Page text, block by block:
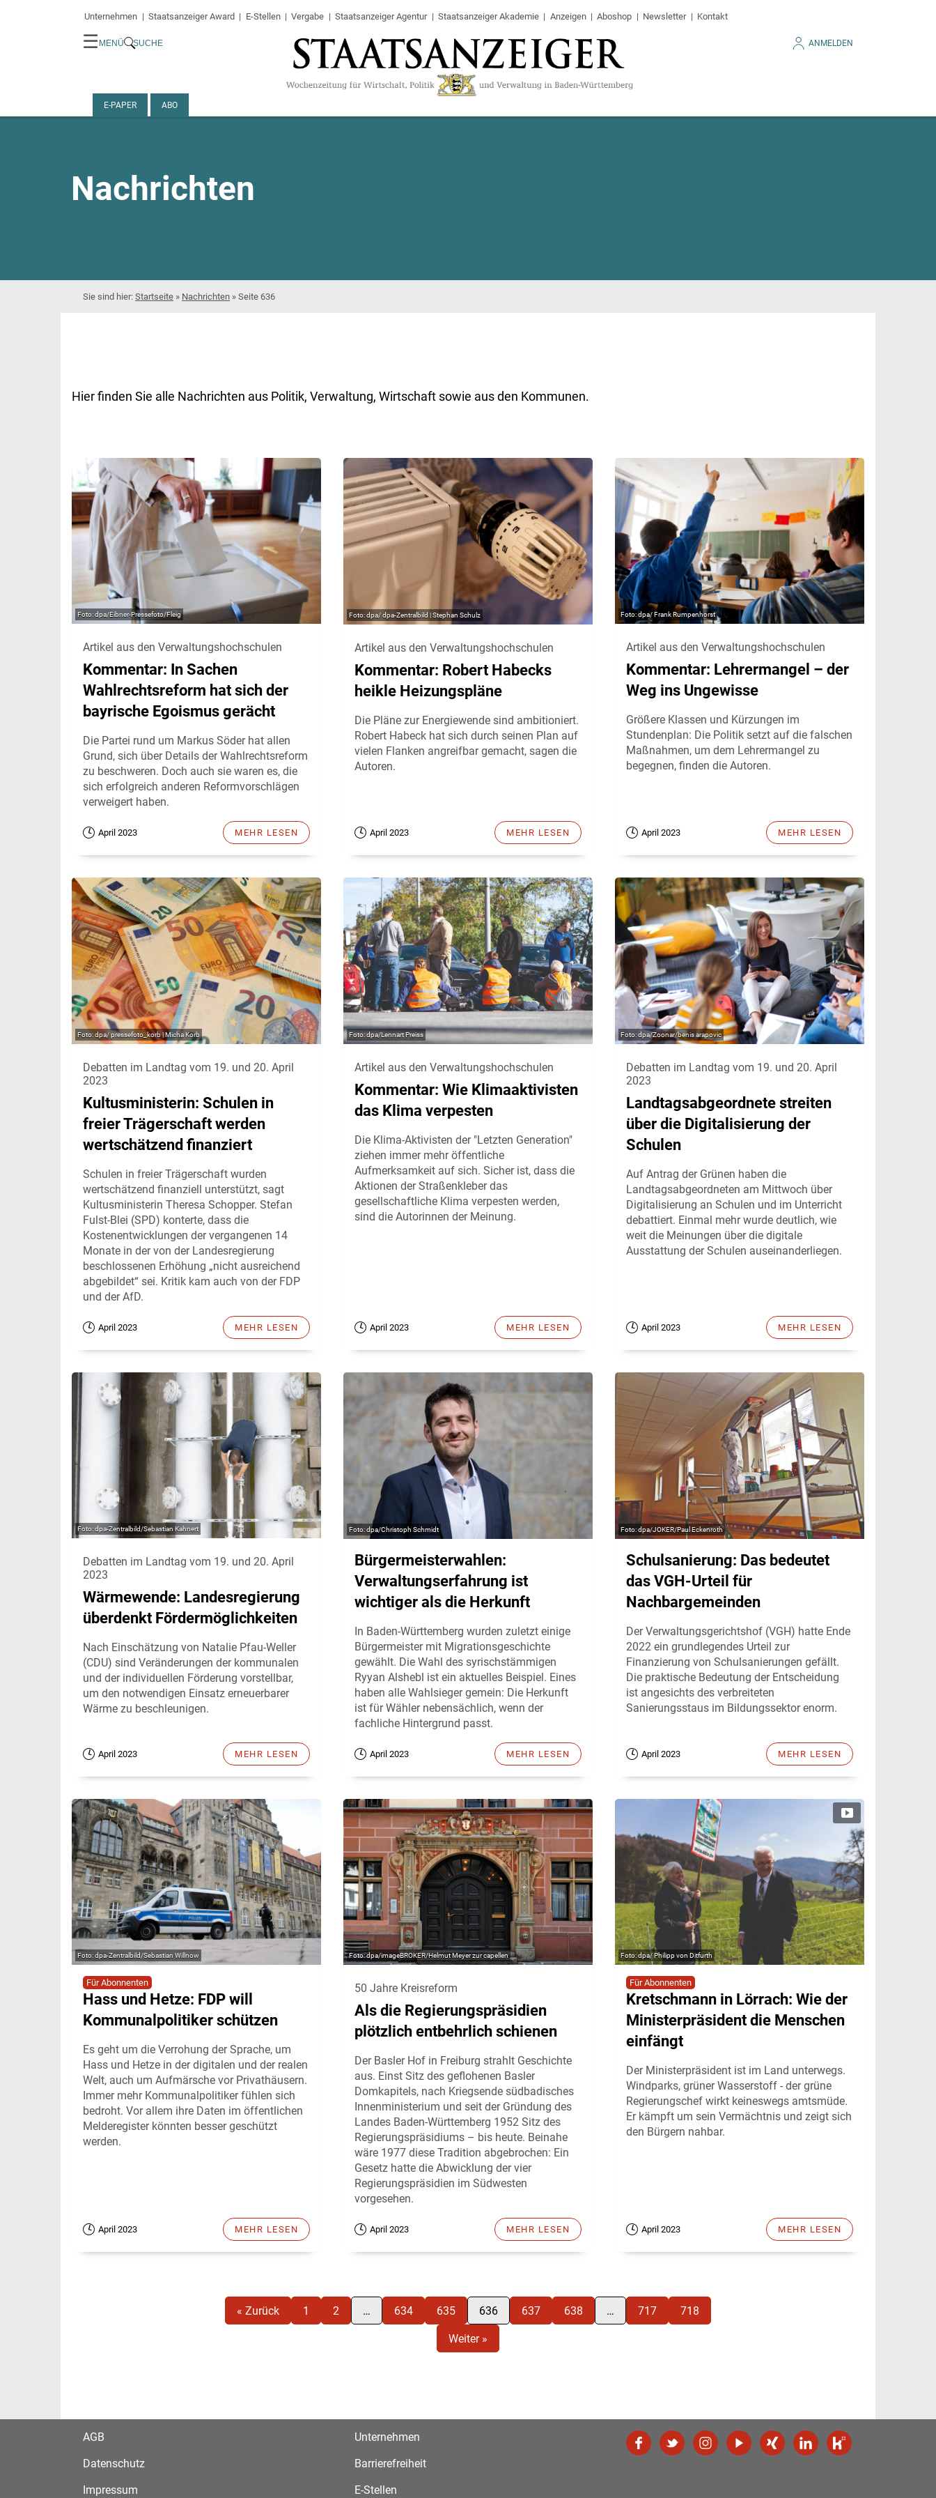
Unternehmen Staatsanzeiger Award E-Stellen Vergabe Staatsanzeiger Agentur Staatsanzeiger Akademie Anzeigen Aboshop Newsletter Kontakt
☰ MENÜ SUCHE ANMELDEN
E-PAPER ABO
Nachrichten
Startseite » Nachrichten » Seite 636
Hier finden Sie alle Nachrichten aus Politik, Verwaltung, Wirtschaft sowie aus den Kommunen.
dpa/Eibner-Pressefoto/Fleig
Artikel aus den Verwaltungshochschulen
Kommentar: In Sachen
Wahlrechtsreform hat sich der
bayrische Egoismus gerächt
Die Partei rund um Markus Söder hat allen
Grund, sich über Details der Wahlrechtsreform
zu beschweren. Doch auch sie waren es, die
sich erfolgreich anderen Reformvorschlägen
verweigert haben.
April 2023 MEHR LESEN
dpa/ dpa-Zentralbild | Stephan Schulz
Artikel aus den Verwaltungshochschulen
Kommentar: Robert Habecks
heikle Heizungspläne
Die Pläne zur Energiewende sind ambitioniert.
Robert Habeck hat sich durch seinen Plan auf
vielen Flanken angreifbar gemacht, sagen die
Autoren.
April 2023 MEHR LESEN
dpa/ Frank Rumpenhorst
Artikel aus den Verwaltungshochschulen
Kommentar: Lehrermangel – der
Weg ins Ungewisse
Größere Klassen und Kürzungen im
Stundenplan: Die Politik setzt auf die falschen
Maßnahmen, um dem Lehrermangel zu
begegnen, finden die Autoren.
April 2023 MEHR LESEN
dpa/ pressefoto_korb | Micha Korb
Debatten im Landtag vom 19. und 20. April
2023
Kultusministerin: Schulen in
freier Trägerschaft werden
wertschätzend finanziert
Schulen in freier Trägerschaft wurden
wertschätzend finanziell unterstützt, sagt
Kultusministerin Theresa Schopper. Stefan
Fulst-Blei (SPD) konterte, dass die
Kostenentwicklungen der vergangenen 14
Monate in der von der Landesregierung
beschlossenen Erhöhung „nicht ausreichend
abgebildet“ sei. Kritik kam auch von der FDP
und der AfD.
April 2023 MEHR LESEN
dpa/Lennart Preiss
Artikel aus den Verwaltungshochschulen
Kommentar: Wie Klimaaktivisten
das Klima verpesten
Die Klima-Aktivisten der "Letzten Generation"
ziehen immer mehr öffentliche
Aufmerksamkeit auf sich. Sicher ist, dass die
Aktionen der Straßenkleber das
gesellschaftliche Klima verpesten werden,
sind die Autorinnen der Meinung.
April 2023 MEHR LESEN
dpa/Zoonar/benis arapovic
Debatten im Landtag vom 19. und 20. April
2023
Landtagsabgeordnete streiten
über die Digitalisierung der
Schulen
Auf Antrag der Grünen haben die
Landtagsabgeordneten am Mittwoch über
Digitalisierung an Schulen und im Unterricht
debattiert. Einmal mehr wurde deutlich, wie
weit die Meinungen über die digitale
Ausstattung der Schulen auseinanderliegen.
April 2023 MEHR LESEN
dpa-Zentralbild/Sebastian Kahnert
Debatten im Landtag vom 19. und 20. April
2023
Wärmewende: Landesregierung
überdenkt Fördermöglichkeiten
Nach Einschätzung von Natalie Pfau-Weller
(CDU) sind Veränderungen der kommunalen
und der individuellen Förderung vorstellbar,
um den notwendigen Einsatz erneuerbarer
Wärme zu beschleunigen.
April 2023 MEHR LESEN
dpa/Christoph Schmidt
Bürgermeisterwahlen:
Verwaltungserfahrung ist
wichtiger als die Herkunft
In Baden-Württemberg wurden zuletzt einige
Bürgermeister mit Migrationsgeschichte
gewählt. Die Wahl des syrischstämmigen
Ryyan Alshebl ist ein aktuelles Beispiel. Eines
haben alle Wahlsieger gemein: Die Herkunft
ist für Wähler nebensächlich, wenn der
fachliche Hintergrund passt.
April 2023 MEHR LESEN
dpa/JOKER/Paul Eckenroth
Schulsanierung: Das bedeutet
das VGH-Urteil für
Nachbargemeinden
Der Verwaltungsgerichtshof (VGH) hatte Ende
2022 ein grundlegendes Urteil zur
Finanzierung von Schulsanierungen gefällt.
Die praktische Bedeutung der Entscheidung
ist angesichts des verbreiteten
Sanierungsstaus im Bildungssektor enorm.
April 2023 MEHR LESEN
dpa-Zentralbild/Sebastian Willnow
Für Abonnenten
Hass und Hetze: FDP will
Kommunalpolitiker schützen
Es geht um die Verrohung der Sprache, um
Hass und Hetze in der digitalen und der realen
Welt, auch um Aufmärsche vor Privathäusern.
Immer mehr Kommunalpolitiker fühlen sich
bedroht. Vor allem ihre Daten im öffentlichen
Melderegister könnten besser geschützt
werden.
April 2023 MEHR LESEN
dpa/imageBROKER/Helmut Meyer zur capellen
50 Jahre Kreisreform
Als die Regierungspräsidien
plötzlich entbehrlich schienen
Der Basler Hof in Freiburg strahlt Geschichte
aus. Einst Sitz des geflohenen Basler
Domkapitels, nach Kriegsende südbadisches
Innenministerium und seit der Gründung des
Landes Baden-Württemberg 1952 Sitz des
Regierungspräsidiums – bis heute. Beinahe
wäre 1977 diese Tradition abgebrochen: Ein
Gesetz hatte die Abwicklung der vier
Regierungspräsidien im Südwesten
vorgesehen.
April 2023 MEHR LESEN
dpa/ Philipp von Ditfurth
Für Abonnenten
Kretschmann in Lörrach: Wie der
Ministerpräsident die Menschen
einfängt
Der Ministerpräsident ist im Land unterwegs.
Windparks, grüner Wasserstoff - der grüne
Regierungschef wirkt keineswegs amtsmüde.
Er kämpft um sein Vermächtnis und zeigt sich
den Bürgern nahbar.
April 2023 MEHR LESEN
« Zurück 1 2 … 634 635 636 637 638 … 717 718
Weiter »
AGB
Datenschutz
Impressum
Unternehmen
Barrierefreiheit
E-Stellen